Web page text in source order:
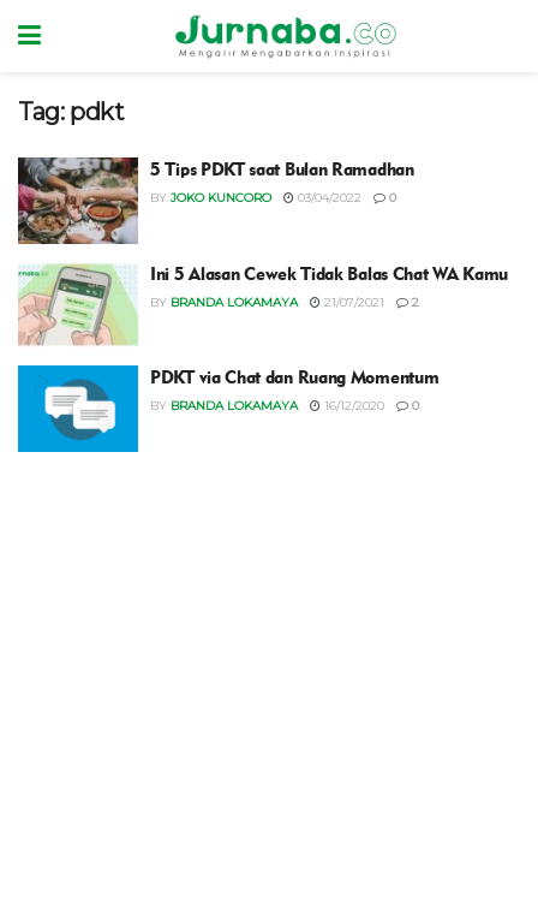
Tag: pdkt
5 Tips PDKT saat Bulan Ramadhan
BY JOKO KUNCORO 03/04/2022 0
Ini 5 Alasan Cewek Tidak Balas Chat WA Kamu
BY BRANDA LOKAMAYA 21/07/2021 2
PDKT via Chat dan Ruang Momentum
BY BRANDA LOKAMAYA 16/12/2020 0